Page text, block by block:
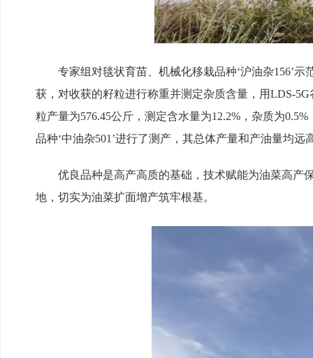
专家组对毯状育苗、机械化移栽品种‘沪油杂156’
获，对收获的籽粒进行称重并测定杂质含量，用LDS-
粒产量为576.45公斤，测定含水量为12.2%，杂质为
品种‘中油杂501’进行了测产，其总体产量和产油量均远
优良品种是高产高质的基础，技术赋能为油菜高产
地，切实为油菜扩面增产筑牢根基。